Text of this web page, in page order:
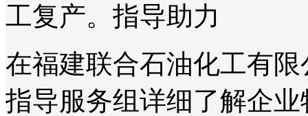
工复产。指导助力
在福建联合石油化工有
指导服务组详细了解企